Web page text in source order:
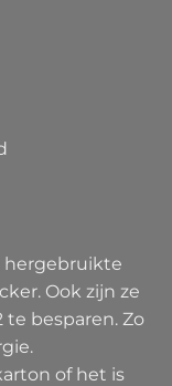
hergebruikte
Ook zijn ze
te besparen. Zo
of het is